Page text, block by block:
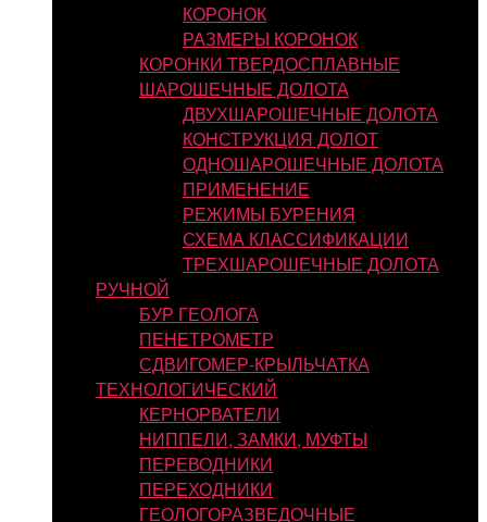
КОРОНОК
РАЗМЕРЫ КОРОНОК
КОРОНКИ ТВЕРДОСПЛАВНЫЕ
ШАРОШЕЧНЫЕ ДОЛОТА
ДВУХШАРОШЕЧНЫЕ ДОЛОТА
КОНСТРУКЦИЯ ДОЛОТ
ОДНОШАРОШЕЧНЫЕ ДОЛОТА
ПРИМЕНЕНИЕ
РЕЖИМЫ БУРЕНИЯ
СХЕМА КЛАССИФИКАЦИИ
ТРЕХШАРОШЕЧНЫЕ ДОЛОТА
РУЧНОЙ
БУР ГЕОЛОГА
ПЕНЕТРОМЕТР
СДВИГОМЕР-КРЫЛЬЧАТКА
ТЕХНОЛОГИЧЕСКИЙ
КЕРНОРВАТЕЛИ
НИППЕЛИ, ЗАМКИ, МУФТЫ
ПЕРЕВОДНИКИ
ПЕРЕХОДНИКИ
ГЕОЛОГОРАЗВЕДОЧНЫЕ